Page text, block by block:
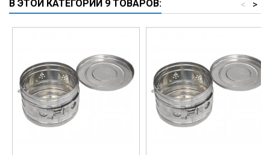
В ЭТОЙ КАТЕГОРИИ 9 ТОВАРОВ: >
<